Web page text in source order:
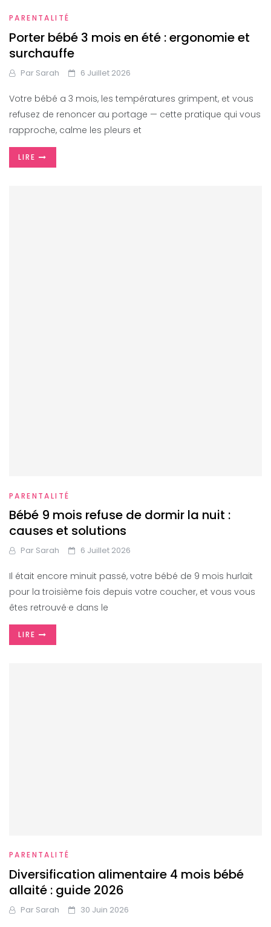
PARENTALITÉ
Porter bébé 3 mois en été : ergonomie et
surchauffe
Par Sarah 6 Juillet 2026
Votre bébé a 3 mois, les températures grimpent, et vous
refusez de renoncer au portage — cette pratique qui vous
rapproche, calme les pleurs et
LIRE
PARENTALITÉ
Bébé 9 mois refuse de dormir la nuit :
causes et solutions
Par Sarah 6 Juillet 2026
Il était encore minuit passé, votre bébé de 9 mois hurlait
pour la troisième fois depuis votre coucher, et vous vous
êtes retrouvé·e dans le
LIRE
PARENTALITÉ
Diversification alimentaire 4 mois bébé
allaité : guide 2026
Par Sarah 30 Juin 2026